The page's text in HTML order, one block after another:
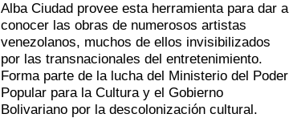
Alba Ciudad provee esta herramienta para dar a
conocer las obras de numerosos artistas
venezolanos, muchos de ellos invisibilizados
por las transnacionales del entretenimiento.
Forma parte de la lucha del Ministerio del Poder
Popular para la Cultura y el Gobierno
Bolivariano por la descolonización cultural.